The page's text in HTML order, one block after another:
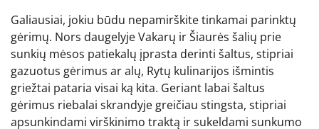
Galiausiai, jokiu būdu nepamirškite tinkamai parinktų
gėrimų. Nors daugelyje Vakarų ir Šiaurės šalių prie
sunkių mėsos patiekalų įprasta derinti šaltus, stipriai
gazuotus gėrimus ar alų, Rytų kulinarijos išmintis
griežtai pataria visai ką kita. Geriant labai šaltus
gėrimus riebalai skrandyje greičiau stingsta, stipriai
apsunkindami virškinimo traktą ir sukeldami sunkumo